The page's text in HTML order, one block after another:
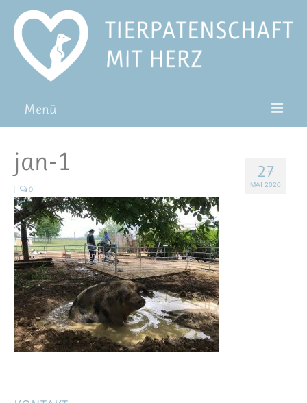
Menü
Pat*in werden
Patenschaft verschenken
Blog
FAQ
27
MAI 2020
jan-1
| 0